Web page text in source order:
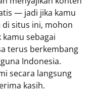
— jadi jika kamu
situs ini, mohon
sebagai
terus berkembang
Indonesia.
secara langsung
kasih.